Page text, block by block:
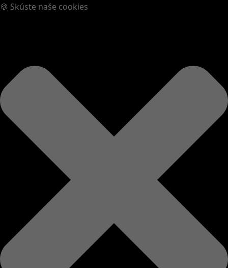
🍪 Skúste naše cookies